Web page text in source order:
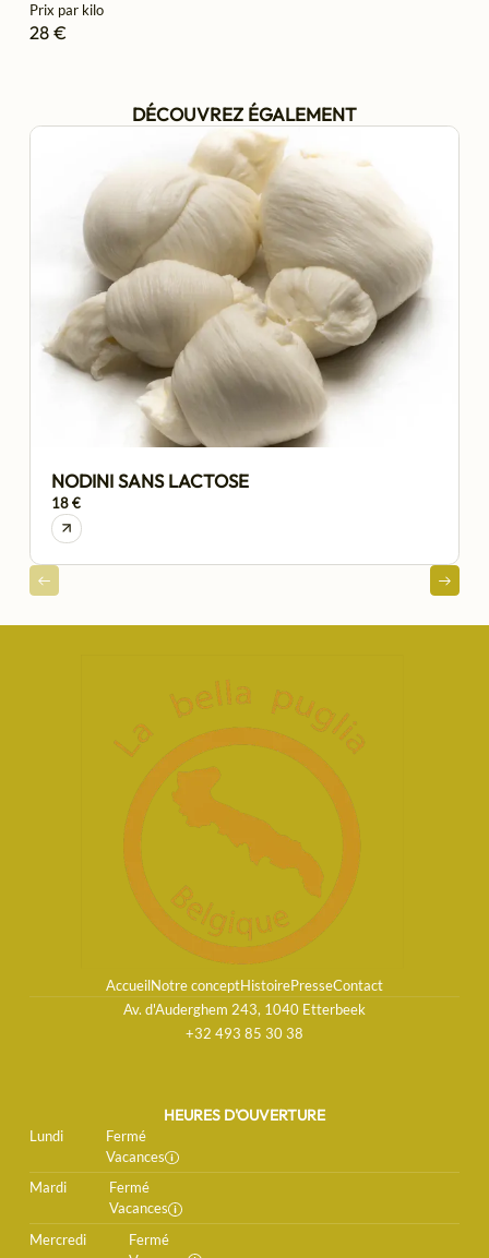
Prix par kilo
28 €
DÉCOUVREZ ÉGALEMENT
NODINI SANS LACTOSE
18 €
AccueilNotre conceptHistoirePresseContact
Av. d'Auderghem 243, 1040 Etterbeek
+32 493 85 30 38
HEURES D'OUVERTURE
Lundi Fermé
Vacances
Mardi Fermé
Vacances
Mercredi Fermé